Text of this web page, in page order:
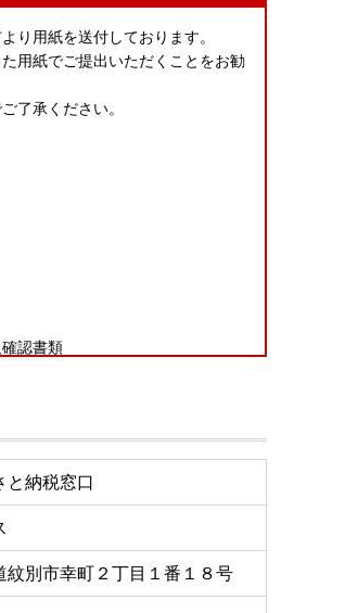
り用紙を送付しております。
用紙でご提出いただくことをお勧
了承ください。
認書類
ンで申請いただけます。
と納税窓口
紋別市幸町２丁目１番１８号